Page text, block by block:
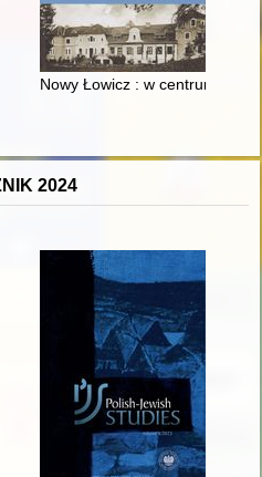
z rodu Ślązaka
Nowy Łowicz : w centrum
2024